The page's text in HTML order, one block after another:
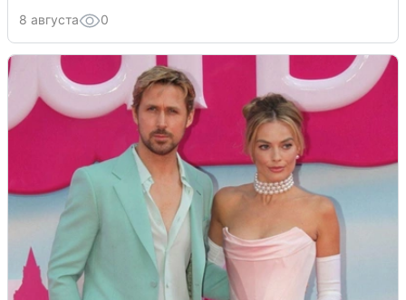
8 августа 0